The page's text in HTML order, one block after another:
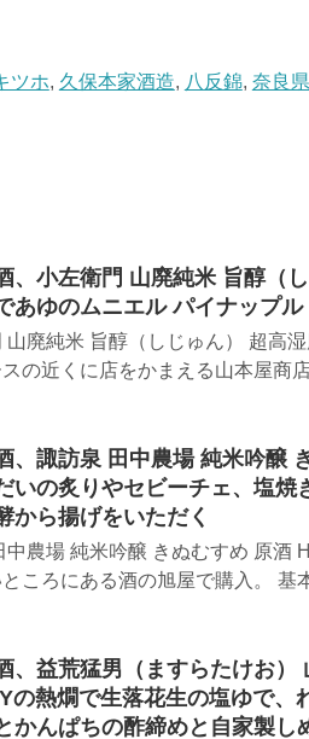
ツホ, 久保本家酒造, 八反錦, 奈良県
、小左衛門 山廃純米 旨醇（
あゆのムニエル パイナップル
山廃純米 旨醇（しじゅん） 超高
の近くに店をかまえる山本屋商
、諏訪泉 田中農場 純米吟醸
いの炙りやセビーチェ、塩焼
から揚げをいただく
中農場 純米吟醸 きぬむすめ 原酒
ころにある酒の旭屋で購入。 基
、益荒猛男（ますらたけお）
の熱燗で生落花生の塩ゆで、
かんぱちの酢締めと自家製し